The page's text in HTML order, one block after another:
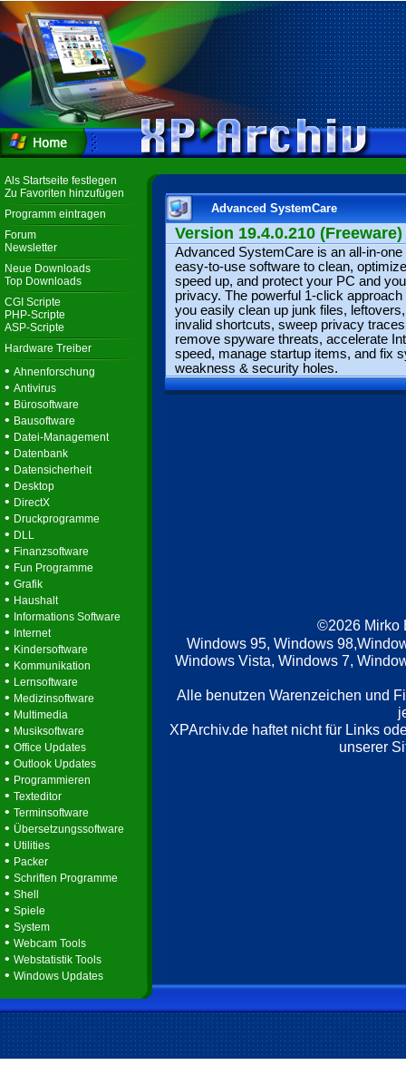
Als Startseite festlegen
Zu Favoriten hinzufügen
Programm eintragen
Forum
Newsletter
Neue Downloads
Top Downloads
CGI Scripte
PHP-Scripte
ASP-Scripte
Hardware Treiber
• Ahnenforschung
• Antivirus
• Bürosoftware
• Bausoftware
• Datei-Management
• Datenbank
• Datensicherheit
• Desktop
• DirectX
• Druckprogramme
• DLL
• Finanzsoftware
• Fun Programme
• Grafik
• Haushalt
• Informations Software
• Internet
• Kindersoftware
• Kommunikation
• Lernsoftware
• Medizinsoftware
• Multimedia
• Musiksoftware
• Office Updates
• Outlook Updates
• Programmieren
• Texteditor
• Terminsoftware
• Übersetzungssoftware
• Utilities
• Packer
• Schriften Programme
• Shell
• Spiele
• System
• Webcam Tools
• Webstatistik Tools
• Windows Updates
Advanced SystemCare
Version 19.4.0.210 (Freeware)
Advanced SystemCare is an all-in-one
easy-to-use software to clean,
speed up, and protect your PC and
privacy. The powerful 1-click approach
you easily clean up junk files,
invalid shortcuts, sweep privacy
remove spyware threats, accelerate
speed, manage startup items, and fix
weakness & security holes.
©2026 Mirko
Windows 95, Windows
Windows Vista, Windows 7,
Alle benutzen Warenzeichen und
XPArchiv.de haftet nicht für Links
unserer